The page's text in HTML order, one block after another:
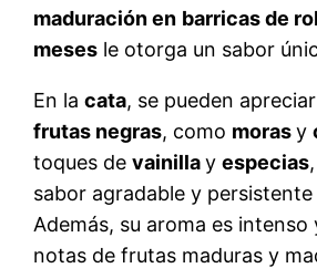
maduración en barricas de
meses le otorga un sabor
En lacata, se pueden
frutas negras, como morasy
toques devainillayespecias
sabor agradable y persistente
Además, su aroma es
notas de frutas maduras y